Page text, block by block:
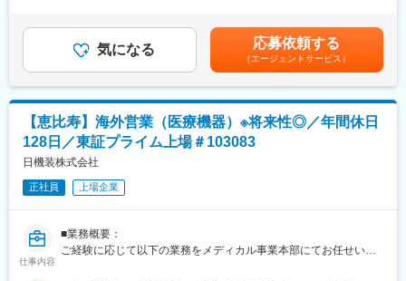
験・国際的なマネジメントスキルや調整力の向上が可能です。
事業部が分かれており、海外子会社も多くあるため、同規模の会
社よりも幅広い経験ができスキルアップが可能です。今後は各事
業部や海外子会社とのジョブローテーション等も推進していく予
定です。
【良好な就業環境】
在宅勤務やフレックス制度もあり、活用可能です。（※部署ごとで
規定あり）時間場所に拘束されないフレキシブルな働き方ができ
ます。
変更の範囲：会社の定める業務
・顧客訪問、製品説明、商談支援などを通じた営業活動のサポー
＊全国出張があります。
・株式会社バリアンメディカルシステムズはSiemensのグループ
会社です。
※ドイツ発祥のSiemensは日本で130年の歴史をもつ外資企業で、
75以上の国で7万を超える従業員が働いています。
・海外とのコミュニケーションを必要とするグローバルな環境。
当社はシーメンスグループの一員です。
シーメンスグループは170年以上にわたり、卓越したエンジニア
ンセンティブ：あり■手当：通勤費（実費）、休日残業手当、その
他手当出張、深夜手当あり 賃金はあくまでも目安の金額であり、
選考を通じて上下する可能性があります。月給(月額)は固定手当を
含めた表記です。
気になる 応募依頼する
（エージェントサービス）
【恵比寿】海外営業（医療機器）※将来性◎／年間休日
128日／東証プライム上場＃103083
日機装株式会社
正社員 上場企業
仕事内容
■業務概要：
ご経験に応じて以下の業務をメディカル事業本部にてお任せいた